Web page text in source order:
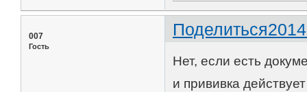
Поделиться
007
Гость
Нет, если есть
и прививка